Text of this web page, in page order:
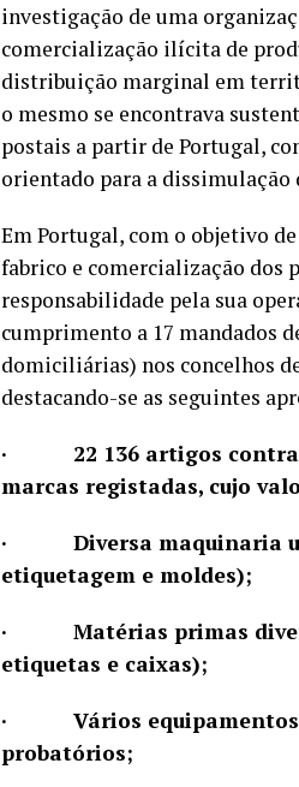
investigação de uma
comercialização ilícita de
distribuição marginal em
o mesmo se encontrava
postais a partir de Portugal,
orientado para a
Em Portugal, com o objetivo
fabrico e comercialização dos
responsabilidade pela sua
cumprimento a 17 mandados
domiciliárias) nos concelhos
destacando-se as seguintes
· 22 136 artigos
marcas registadas, cujo
· Diversa maquinaria
etiquetagem e moldes);
· Matérias primas
etiquetas e caixas);
· Vários equipamentos
probatórios;